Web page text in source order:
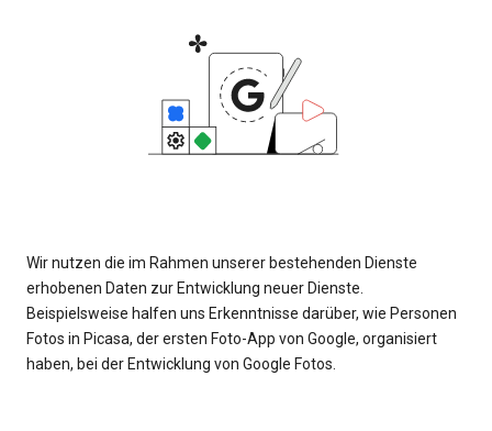
Wir nutzen die im Rahmen unserer bestehenden Dienste
erhobenen Daten zur Entwicklung neuer Dienste.
Beispielsweise halfen uns Erkenntnisse darüber, wie Personen
Fotos in Picasa, der ersten Foto-App von Google, organisiert
haben, bei der Entwicklung von Google Fotos.